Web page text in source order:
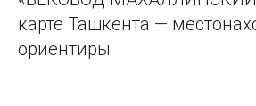
карте Ташкента —
ориентиры